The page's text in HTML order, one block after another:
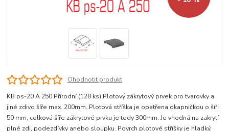
Ohodnotit produkt
KB ps-20 A 250 Přírodní (128 ks) Plotový zákrytový prvek pro tvarovky a
jiné zdivo šíře max. 200mm. Plotová stříška je opatřena okapničkou o šíři
50 mm, celková šíře zákrytové prvku je tedy 300mm. Je vhodná na zakrytí
plné zdi, podezdívky anebo sloupku. Povrch plotové stříšky je hladký,